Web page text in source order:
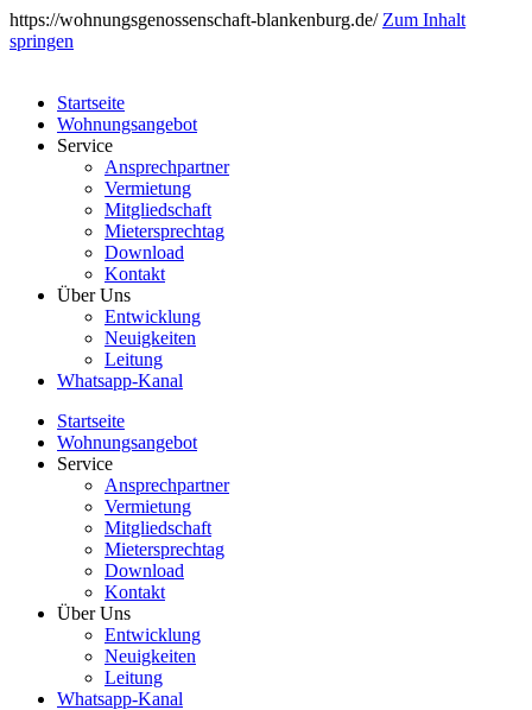
https://wohnungsgenossenschaft-blankenburg.de/ Zum Inhalt
springen
Startseite
Wohnungsangebot
Service
Ansprechpartner
Vermietung
Mitgliedschaft
Mietersprechtag
Download
Kontakt
Über Uns
Entwicklung
Neuigkeiten
Leitung
Whatsapp-Kanal
Startseite
Wohnungsangebot
Service
Ansprechpartner
Vermietung
Mitgliedschaft
Mietersprechtag
Download
Kontakt
Über Uns
Entwicklung
Neuigkeiten
Leitung
Whatsapp-Kanal